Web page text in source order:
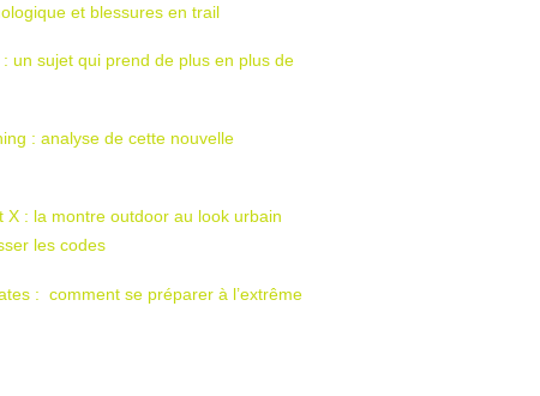
et blessures en trail
un sujet qui prend de plus en plus de
: analyse de cette nouvelle
X : la montre outdoor au look urbain
les codes
: comment se préparer à l’extrême